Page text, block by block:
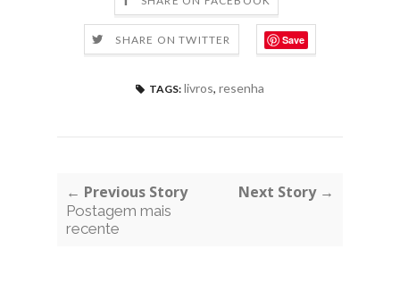
SHARE ON TWITTER Save
TAGS: livros, resenha
← Previous Story
Postagem mais
recente
Next Story →